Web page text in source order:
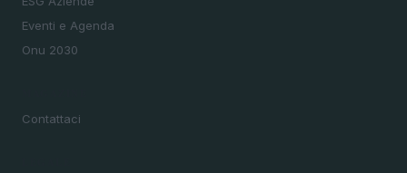
Eventi e Agenda
Onu 2030
Contattaci